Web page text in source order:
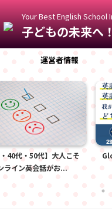
Your Best English School
子どもの未来へ
運営者情報
・40代・50代】大人こそ
ライン英会話がお...